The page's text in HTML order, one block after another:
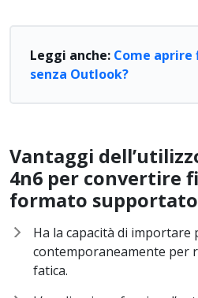
Leggi anche: Come aprire
senza Outlook?
Vantaggi
4n6 per convertire
formato
Ha la capacità di importare
contemporaneamente per
fatica.